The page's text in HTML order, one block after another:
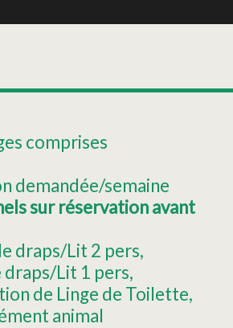
comprises
demandée/semaine
sur réservation avant
draps/Lit 2 pers
draps/Lit 1 pers
de Linge de Toilette
animal